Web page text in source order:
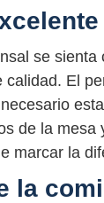
se
calidad. El
de la
marcar la
la